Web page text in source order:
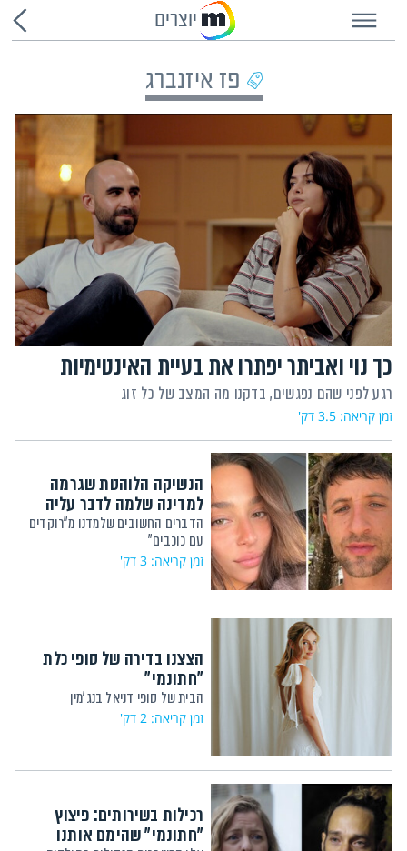
יוצרים
פז איזנברג
כך נוי ואביתר יפתרו את בעיית האינטימיות
רגע לפני שהם נפגשים, בדקנו מה המצב של כל זוג
זמן קריאה: 3.5 דק'
הנשיקה הלוהטת שגרמה
למדינה שלמה לדבר עליה
הדברים החשובים שלמדנו מ"רוקדים
עם כוכבים"
זמן קריאה: 3 דק'
הצצנו בדירה של סופי כלת
"חתונמי"
הבית של סופי דניאל בנג'מין
זמן קריאה: 2 דק'
רכילות בשירותים: פיצוץ
"חתונמי" שהימם אותנו